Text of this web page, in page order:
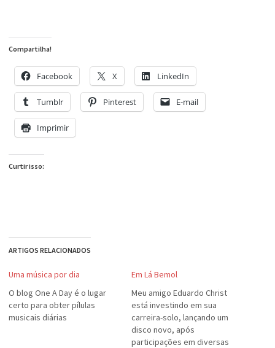
Compartilha!
Facebook X LinkedIn
Tumblr Pinterest E-mail
Imprimir
Curtir isso:
ARTIGOS RELACIONADOS
Uma música por dia
O blog One A Day é o lugar
certo para obter pílulas
musicais diárias
Em Lá Bemol
Meu amigo Eduardo Christ
está investindo em sua
carreira-solo, lançando um
disco novo, após
participações em diversas